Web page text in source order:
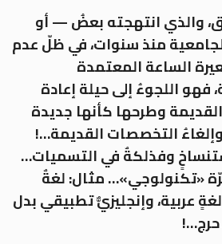
والذي انتهجته بعضُ — أو
منذ سنوات، في ظلّ عدم
الساعة المعتمدة
اللجوءُ إلى حيلة إعادة
وطرحها كأنها جديدة
التخصصات القديمة…!
وفذلكةٌ في التسميات…
«تكنولوجي»… مثال: لغةٌ
عربية، وإنجليزيٌّ تطبيقي بدل